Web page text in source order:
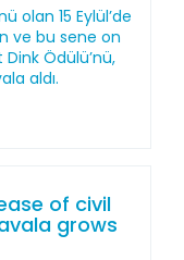
olan 15 Eylül’de
ve bu sene on
Ödülü’nü,
aldı.
of civil
grows